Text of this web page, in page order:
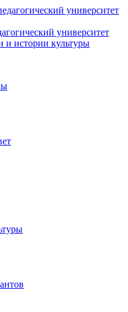
университет
и истории культуры